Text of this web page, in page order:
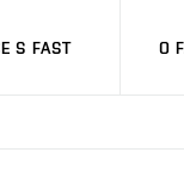
S FAST O